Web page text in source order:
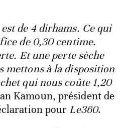
de 4 dirhams. Ce qui
de 0,30 centime.
Et une perte sèche
mettons à la disposition
qui nous coûte 1,20
Kamoun, président de
pour Le360.